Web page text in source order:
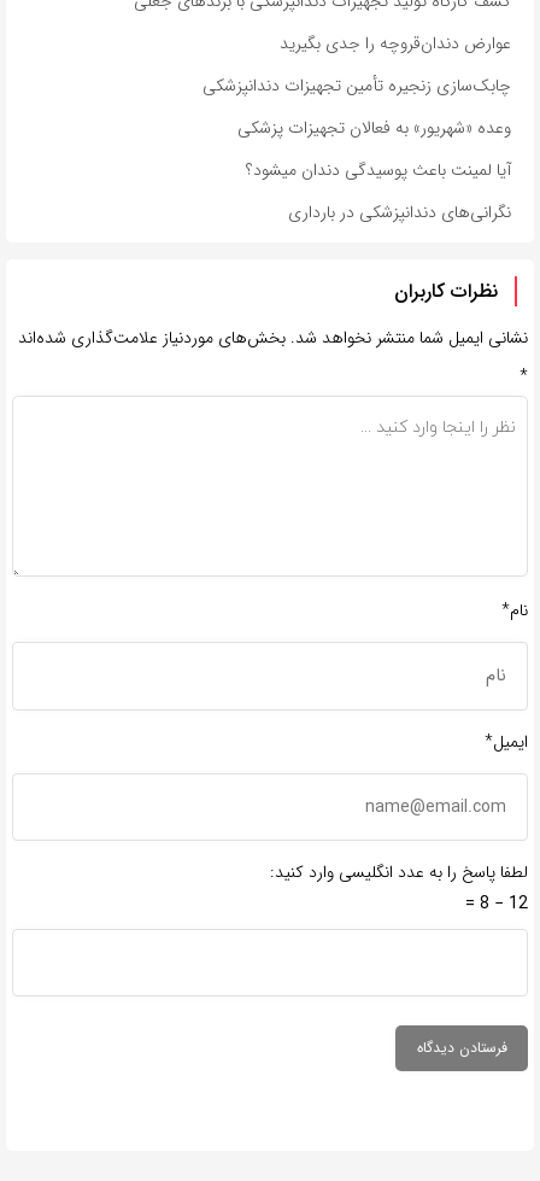
عوارض دندان‌قروچه را جدی بگیرید
چابک‌سازی زنجیره تأمین تجهیزات دندانپزشکی
وعده «شهریور» به فعالان تجهیزات پزشکی
آیا لمینت باعث پوسیدگی دندان میشود؟
نگرانی‌های دندانپزشکی در بارداری
نظرات کاربران
نشانی ایمیل شما منتشر نخواهد شد. بخش‌های موردنیاز علامت‌گذاری شده‌اند
*
نام*
ایمیل*
لطفا پاسخ را به عدد انگلیسی وارد کنید:
12 − 8 =